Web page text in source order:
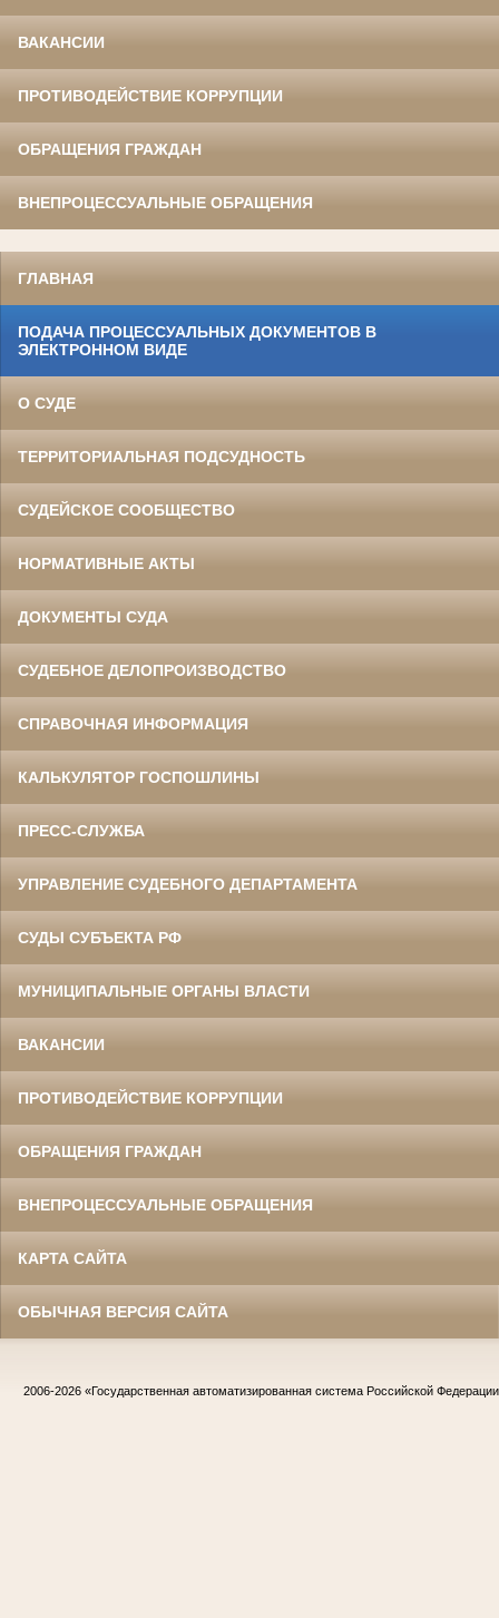
ВАКАНСИИ
ПРОТИВОДЕЙСТВИЕ КОРРУПЦИИ
ОБРАЩЕНИЯ ГРАЖДАН
ВНЕПРОЦЕССУАЛЬНЫЕ ОБРАЩЕНИЯ
ГЛАВНАЯ
ПОДАЧА ПРОЦЕССУАЛЬНЫХ ДОКУМЕНТОВ В
ЭЛЕКТРОННОМ ВИДЕ
О СУДЕ
ТЕРРИТОРИАЛЬНАЯ ПОДСУДНОСТЬ
СУДЕЙСКОЕ СООБЩЕСТВО
НОРМАТИВНЫЕ АКТЫ
ДОКУМЕНТЫ СУДА
СУДЕБНОЕ ДЕЛОПРОИЗВОДСТВО
СПРАВОЧНАЯ ИНФОРМАЦИЯ
КАЛЬКУЛЯТОР ГОСПОШЛИНЫ
ПРЕСС-СЛУЖБА
УПРАВЛЕНИЕ СУДЕБНОГО ДЕПАРТАМЕНТА
СУДЫ СУБЪЕКТА РФ
МУНИЦИПАЛЬНЫЕ ОРГАНЫ ВЛАСТИ
ВАКАНСИИ
ПРОТИВОДЕЙСТВИЕ КОРРУПЦИИ
ОБРАЩЕНИЯ ГРАЖДАН
ВНЕПРОЦЕССУАЛЬНЫЕ ОБРАЩЕНИЯ
КАРТА САЙТА
ОБЫЧНАЯ ВЕРСИЯ САЙТА
2006-2026 «Государственная автоматизированная система Российской